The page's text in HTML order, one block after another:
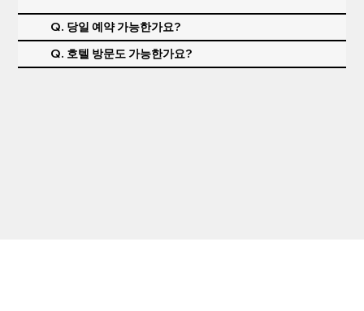
Q. 당일 예약 가능한가요?
Q. 호텔 방문도 가능한가요?